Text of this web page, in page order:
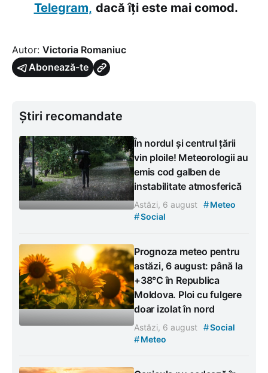
Telegram, dacă îți este mai comod.
Autor: Victoria Romaniuc
Abonează-te
Știri recomandate
În nordul și centrul țării
vin ploile! Meteorologii au
emis cod galben de
instabilitate atmosferică
Astăzi, 6 august #Meteo
#Social
Prognoza meteo pentru
astăzi, 6 august: până la
+38°C în Republica
Moldova. Ploi cu fulgere
doar izolat în nord
Astăzi, 6 august #Social
#Meteo